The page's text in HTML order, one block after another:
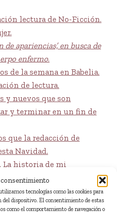
tecnologías como las cookies para
del dispositivo. El consentimiento de estas
como el comportamiento de navegación o
lectura de No-Ficción.
de apariencias’, en busca de
enfermo.
de la semana en Babelia.
de lectura.
y nuevos que son
y terminar en un fin de
que la redacción de
Navidad.
La historia de mi